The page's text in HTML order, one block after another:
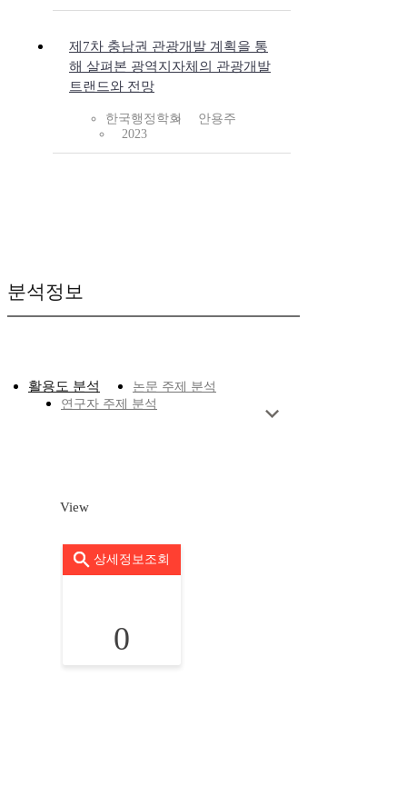
제7차 충남권 관광개발 계획을 통
해 살펴본 광역지자체의 관광개발
트랜드와 전망
한국행정학회
안용주
2023
분석정보
활용도 분석
논문 주제 분석
연구자 주제 분석
View
상세정보조회
0